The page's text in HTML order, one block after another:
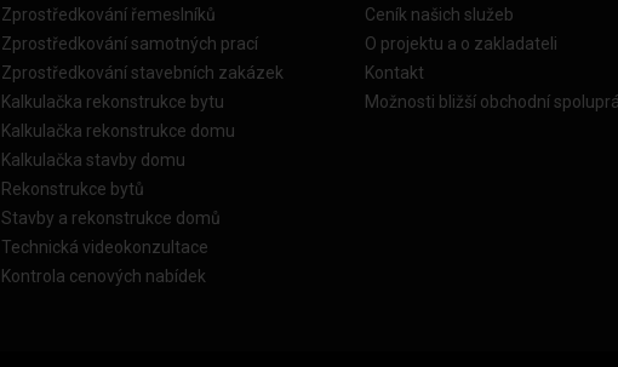
Zprostředkování řemeslníků
Zprostředkování samotných prací
Zprostředkování stavebních zakázek
Kalkulačka rekonstrukce bytu
Kalkulačka rekonstrukce domu
Kalkulačka stavby domu
Rekonstrukce bytů
Stavby a rekonstrukce domů
Technická videokonzultace
Kontrola cenových nabídek
Ceník našich služeb
O projektu a o zakladateli
Kontakt
Možnosti bližší obchodní